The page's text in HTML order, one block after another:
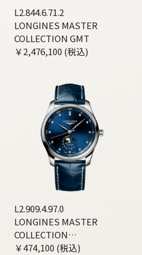
L2.844.6.71.2
LONGINES MASTER
COLLECTION GMT
￥2,476,100 (税込)
L2.909.4.97.0
LONGINES MASTER
COLLECTION
MOONPHASE
￥474,100 (税込)